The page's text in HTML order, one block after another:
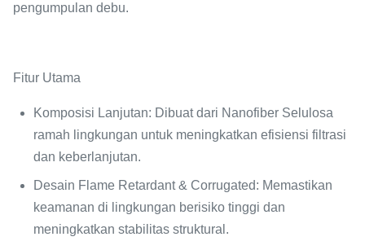
pengumpulan debu.
Fitur Utama
Komposisi Lanjutan: Dibuat dari Nanofiber Selulosa
ramah lingkungan untuk meningkatkan efisiensi filtrasi
dan keberlanjutan.
Desain Flame Retardant & Corrugated: Memastikan
keamanan di lingkungan berisiko tinggi dan
meningkatkan stabilitas struktural.